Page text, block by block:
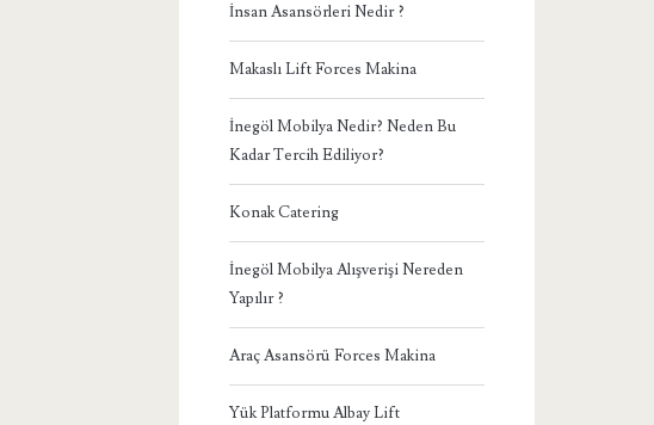
İnsan Asansörleri Nedir ?
Makaslı Lift Forces Makina
İnegöl Mobilya Nedir? Neden Bu
Kadar Tercih Ediliyor?
Konak Catering
İnegöl Mobilya Alışverişi Nereden
Yapılır ?
Araç Asansörü Forces Makina
Yük Platformu Albay Lift